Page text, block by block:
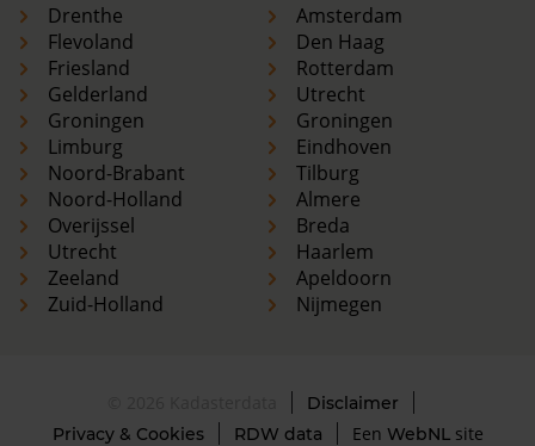
Drenthe
Flevoland
Friesland
Gelderland
Groningen
Limburg
Noord-Brabant
Noord-Holland
Overijssel
Utrecht
Zeeland
Zuid-Holland
Amsterdam
Den Haag
Rotterdam
Utrecht
Groningen
Eindhoven
Tilburg
Almere
Breda
Haarlem
Apeldoorn
Nijmegen
Disclaimer
Privacy & Cookies
RDW data Een WebNLsite